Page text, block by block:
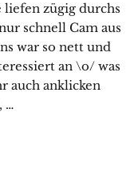
liefen zügig durchs
schnell Cam aus
war so nett und
an \o/ was
auch anklicken
…